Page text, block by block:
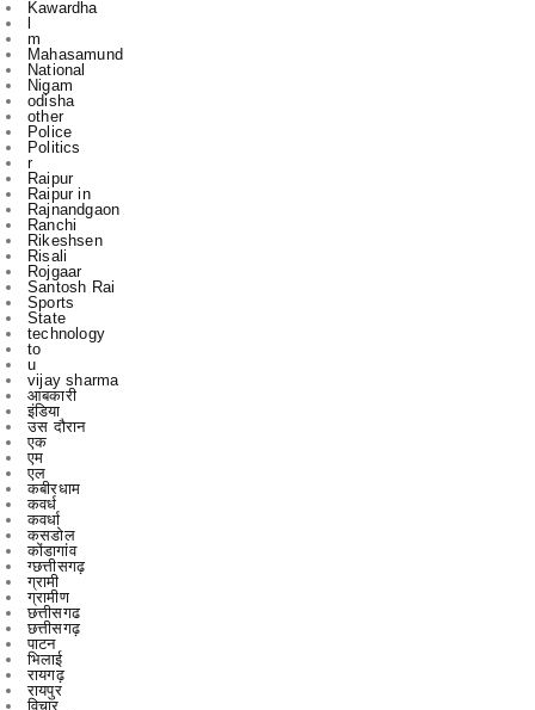
Nigam
odisha
other
Police
Politics
r
Raipur
Raipur in
Rajnandgaon
Ranchi
Rikeshsen
Risali
Rojgaar
Santosh Rai
Sports
State
technology
to
u
vijay sharma
आबकारी
इंडिया
उस दौरान
एक
एम
एल
कबीरधाम
कवर्ध
कवर्धा
कसडोल
कोंडागांव
ग्छत्तीसगढ़
ग्रामी
ग्रामीण
छत्तीसगढ
छत्तीसगढ़
पाटन
भिलाई
रायगढ़
रायपुर
विचार
विचार मंथन
विचारमंथन
शहर
शहरChhattisgarrh